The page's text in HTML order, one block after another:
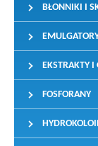
BŁONNIKI I
EKSTRAKTY I
FOSFORANY